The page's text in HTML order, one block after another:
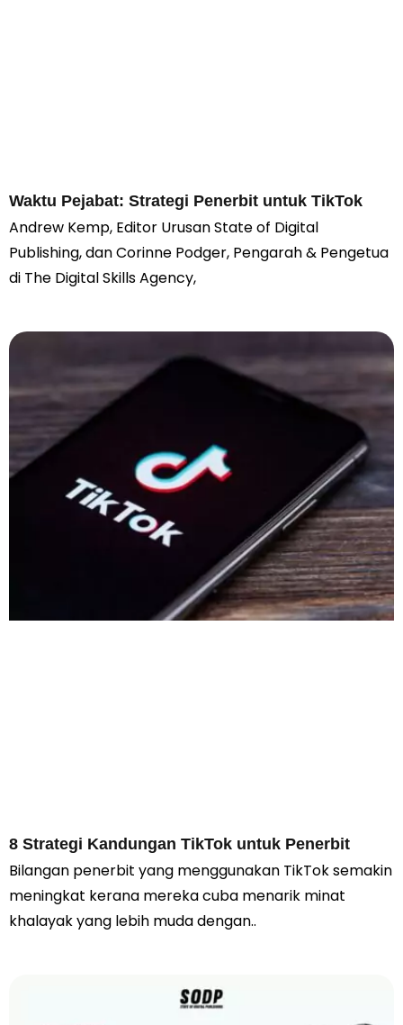
Waktu Pejabat: Strategi Penerbit untuk TikTok
Andrew Kemp, Editor Urusan State of Digital
Publishing, dan Corinne Podger, Pengarah & Pengetua
di The Digital Skills Agency,
8 Strategi Kandungan TikTok untuk Penerbit
Bilangan penerbit yang menggunakan TikTok semakin
meningkat kerana mereka cuba menarik minat
khalayak yang lebih muda dengan..